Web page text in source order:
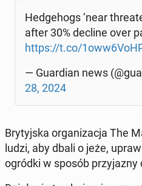
Hed­ge­hogs ‘near
after 30% decline over
https://t.co/
— Gu­ar­dian news
28, 2024
Bry­tyj­ska or­ga­ni­za­cja The
ludzi, aby dbali o jeże,
ogródki w sposób